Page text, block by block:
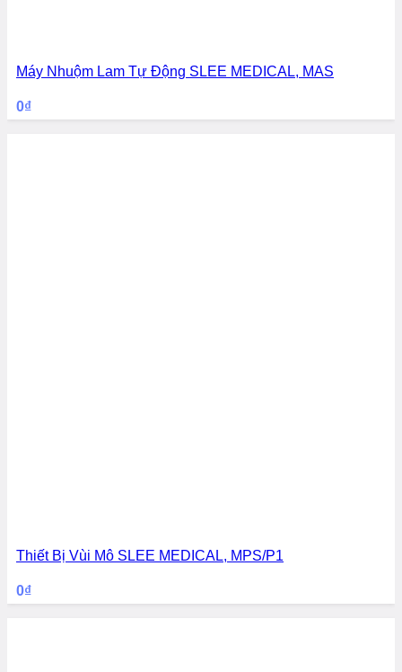
Máy Nhuộm Lam Tự Động SLEE MEDICAL, MAS
0₫
Thiết Bị Vùi Mô SLEE MEDICAL, MPS/P1
0₫